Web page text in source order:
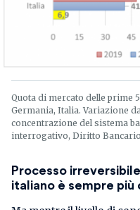
Quota di mercato delle prime
Germania, Italia. Variazione
concentrazione del sistema
interrogativo, Diritto
Processo
italiano è sempre